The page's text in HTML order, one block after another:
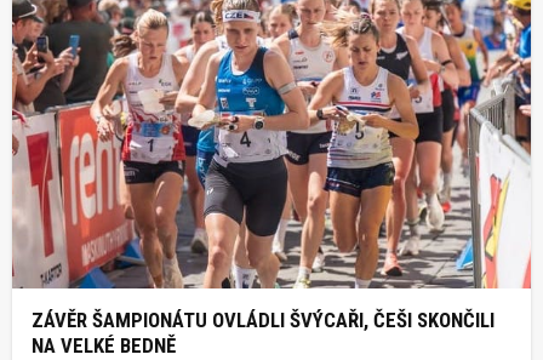
ZÁVĚR ŠAMPIONÁTU OVLÁDLI ŠVÝCAŘI, ČEŠI SKONČILI
NA VELKÉ BEDNĚ